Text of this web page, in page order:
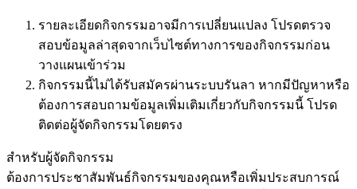
รายละเอียดกิจกรรมอาจมีการเปลี่ยนแปลง โปรดตรวจ
สอบข้อมูลล่าสุดจากเว็บไซต์ทางการของกิจกรรมก่อน
วางแผนเข้าร่วม
กิจกรรมนี้ไม่ได้รับสมัครผ่านระบบรันลา หากมีปัญหาหรือ
ต้องการสอบถามข้อมูลเพิ่มเติมเกี่ยวกับกิจกรรมนี้ โปรด
ติดต่อผู้จัดกิจกรรมโดยตรง
สำหรับผู้จัดกิจกรรม
ต้องการประชาสัมพันธ์กิจกรรมของคุณหรือเพิ่มประสบการณ์